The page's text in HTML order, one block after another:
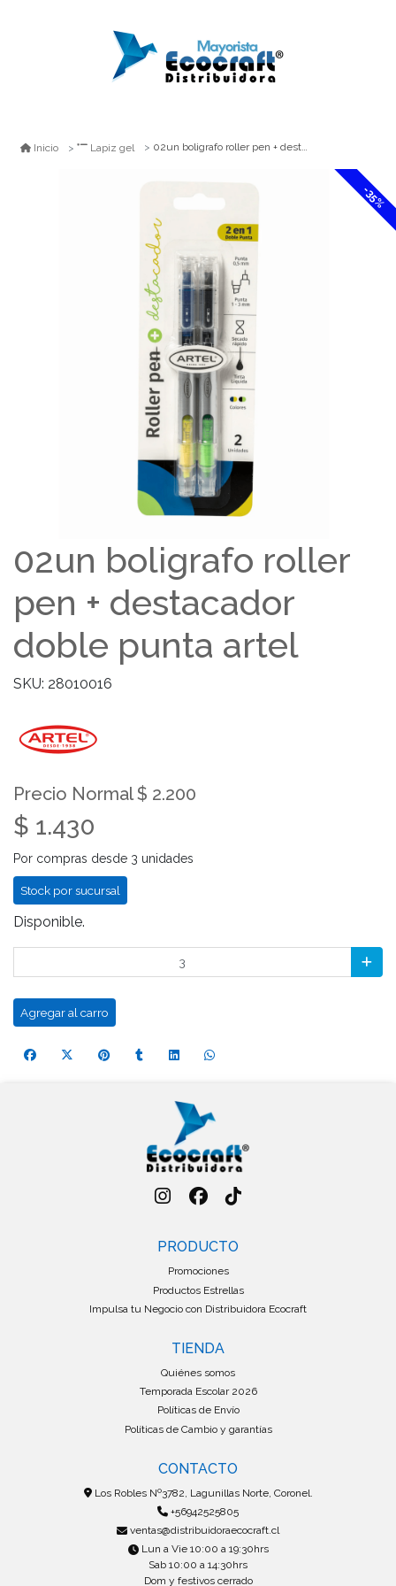
Inicio Lapiz gel 02un boligrafo roller pen + destacador doble punta artel
-35%
02un boligrafo roller
pen + destacador
doble punta artel
SKU: 28010016
Precio Normal $ 2.200
$ 1.430
Por compras desde 3 unidades
Stock por sucursal
Disponible.
Agregar al carro
PRODUCTO
Promociones
Productos Estrellas
Impulsa tu Negocio con Distribuidora Ecocraft
TIENDA
Quiénes somos
Temporada Escolar 2026
Políticas de Envío
Políticas de Cambio y garantías
CONTACTO
Los Robles Nº3782, Lagunillas Norte, Coronel.
+56942525805
ventas@distribuidoraecocraft.cl
Lun a Vie 10:00 a 19:30hrs
Sab 10:00 a 14:30hrs
Dom y festivos cerrado